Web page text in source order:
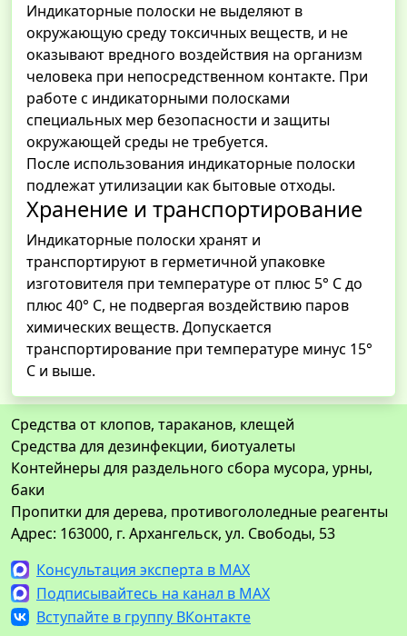
Индикаторные полоски не выделяют в
окружающую среду токсичных веществ, и не
оказывают вредного воздействия на организм
человека при непосредственном контакте. При
работе с индикаторными полосками
специальных мер безопасности и защиты
окружающей среды не требуется.
После использования индикаторные полоски
подлежат утилизации как бытовые отходы.
Хранение и транспортирование
Индикаторные полоски хранят и
транспортируют в герметичной упаковке
изготовителя при температуре от плюс 5° С до
плюс 40° С, не подвергая воздействию паров
химических веществ. Допускается
транспортирование при температуре минус 15°
С и выше.
Средства от клопов, тараканов, клещей
Средства для дезинфекции, биотуалеты
Контейнеры для раздельного сбора мусора, урны,
баки
Пропитки для дерева, противогололедные реагенты
Адрес: 163000, г. Архангельск, ул. Свободы, 53
Консультация эксперта в MAX
Подписывайтесь на канал в MAX
Вступайте в группу ВКонтакте